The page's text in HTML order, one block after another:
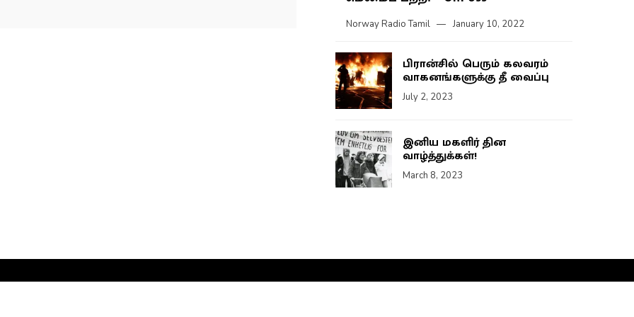
Norway Radio Tamil January 10, 2022
பிரான்சில் பெரும் கலவரம்
வாகனங்களுக்கு தீ வைப்பு
July 2, 2023
இனிய மகளிர் தின
வாழ்த்துக்கள்!
March 8, 2023